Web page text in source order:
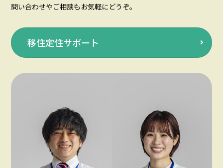
問い合わせやご相談もお気軽にどうぞ。
移住定住サポート